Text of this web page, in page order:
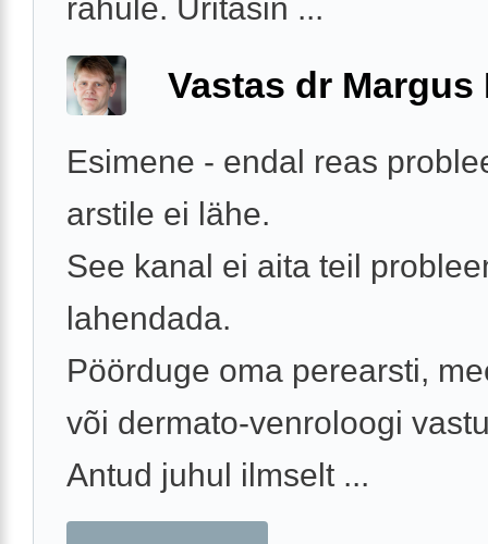
rahule. Üritasin ...
Vastas dr Margus
Esimene - endal reas
arstile ei lähe.
See kanal ei aita teil
lahendada.
Pöörduge oma perearsti,
või dermato-venroloogi
Antud juhul ilmselt ...